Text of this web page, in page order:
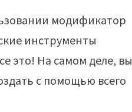
модификатор
инструменты
это! На самом деле, вы
с помощью всего